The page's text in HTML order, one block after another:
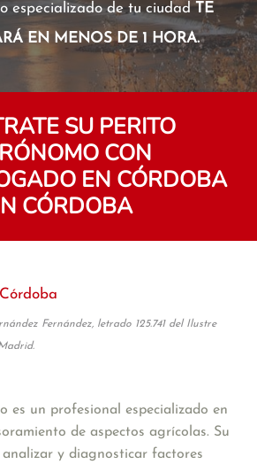
especializado de tu ciudadTE
EN MENOS DE 1 HORA.
SU PERITO
CON
EN CÓRDOBA
CÓRDOBA
Córdoba
Fernández, letrado 125.741 del Ilustre
es un profesional especializado en
de aspectos agrícolas. Su
y diagnosticar factores